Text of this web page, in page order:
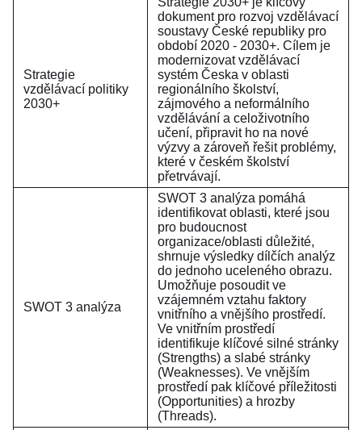
Strategie
vzdělávací politiky
2030+
dokument pro rozvoj vzdělávací
soustavy České republiky pro
období 2020 - 2030+. Cílem je
modernizovat vzdělávací
systém Česka v oblasti
regionálního školství,
zájmového a neformálního
vzdělávání a celoživotního
učení, připravit ho na nové
výzvy a zároveň řešit problémy,
které v českém školství
přetrvávají.
SWOT 3 analýza
SWOT 3 analýza pomáhá
identifikovat oblasti, které jsou
pro budoucnost
organizace/oblasti důležité,
shrnuje výsledky dílčích analýz
do jednoho uceleného obrazu.
Umožňuje posoudit ve
vzájemném vztahu faktory
vnitřního a vnějšího prostředí.
Ve vnitřním prostředí
identifikuje klíčové silné stránky
(Strengths) a slabé stránky
(Weaknesses). Ve vnějším
prostředí pak klíčové příležitosti
(Opportunities) a hrozby
(Threads).